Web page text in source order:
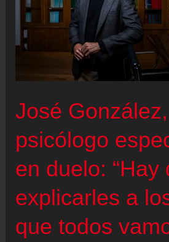
José González,
psicólogo
en duelo: “Hay
explicarles a
que todos